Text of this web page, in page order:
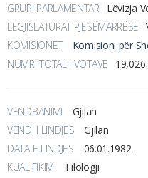
GRUPI PARLAMENTAR
Lëvizja
LEGJISLATURAT PJESËMARRËSE
KOMISIONET
Komisioni për
NUMRI TOTAL I VOTAVE
19,026
VENDBANIMI
Gjilan
VENDI I LINDJES
Gjilan
DATA E LINDJES
06.01.1982
KUALIFIKIMI
Filologji